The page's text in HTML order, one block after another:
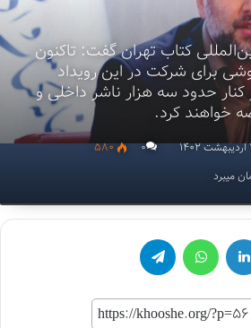
کتاب تهران گفت: تاکنون
کتابفروشی برای شرکت در این رویداد
کنار حدود سه هزار ناشر داخلی و
خواهند کرد.
۰
580
واتس آپ تلگرام